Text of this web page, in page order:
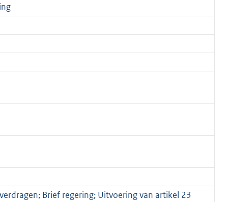
Brief regering; Uitvoering van artikel 23